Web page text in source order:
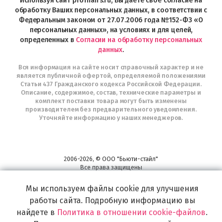
Telegram
обработку Ваших персональных данных, в соответствии с
Федеральным законом от 27.07.2006 года №152-ФЗ «О
персональных данных», на условиях и для целей,
определенных в Согласии на обработку персональных
данных.
Вся информация на сайте носит справочный характер и не
является публичной офертой, определяемой положениями
Статьи 437 Гражданского кодекса Российской Федерации.
Описание, содержимое, состав, технические параметры и
комплект поставки товара могут быть изменены
производителем без предварительного уведомления.
Уточняйте информацию у наших менеджеров.
2006-2026, © ООО "Бьюти-стайл"
Все права защищены
Широкий выбор инструментов, аксессуаров и принадлежностей для
воплощения
самых изысканных и необычных идей по созданию Вашего образа и стиля.
Мы используем файлы cookie для улучшения
работы сайта. Подробную информацию вы
найдете в Политика в отношении cookie-файлов.